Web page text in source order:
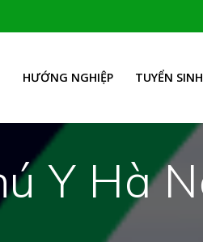
HƯỚNG NGHIỆP TUYỂN SINH
Y Hà